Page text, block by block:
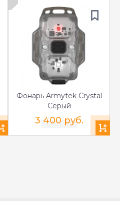
Фонарь Armytek Crystal
Серый
3 400 руб.